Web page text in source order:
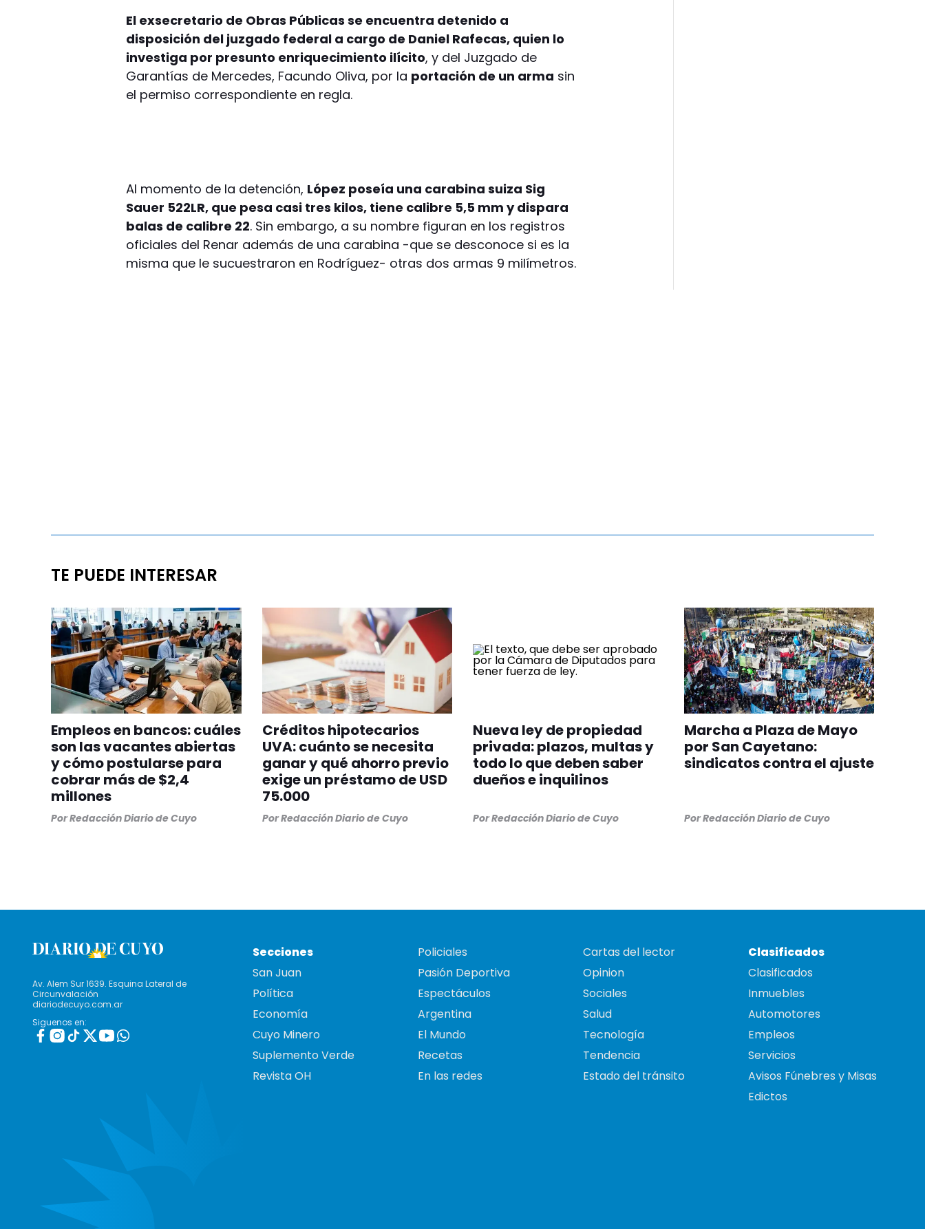
El exsecretario de Obras Públicas se encuentra detenido a
disposición del juzgado federal a cargo de Daniel Rafecas, quien lo
investiga por presunto enriquecimiento ilícito, y del Juzgado de
Garantías de Mercedes, Facundo Oliva, por la portación de un arma sin
el permiso correspondiente en regla.
Al momento de la detención, López poseía una carabina suiza Sig
Sauer 522LR, que pesa casi tres kilos, tiene calibre 5,5 mm y dispara
balas de calibre 22. Sin embargo, a su nombre figuran en los registros
oficiales del Renar además de una carabina -que se desconoce si es la
misma que le sucuestraron en Rodríguez- otras dos armas 9 milímetros.
TE PUEDE INTERESAR
Empleos en bancos: cuáles
son las vacantes abiertas
y cómo postularse para
cobrar más de $2,4
millones
PorRedacción Diario de Cuyo
Créditos hipotecarios
UVA: cuánto se necesita
ganar y qué ahorro previo
exige un préstamo de USD
75.000
PorRedacción Diario de Cuyo
Nueva ley de propiedad
privada: plazos, multas y
todo lo que deben saber
dueños e inquilinos
PorRedacción Diario de Cuyo
Marcha a Plaza de Mayo
por San Cayetano:
sindicatos contra el ajuste
PorRedacción Diario de Cuyo
Av. Alem Sur 1639. Esquina Lateral de
Circunvalación
diariodecuyo.com.ar
Siguenos en:
Secciones
San Juan
Política
Economía
Cuyo Minero
Suplemento Verde
Revista OH
Policiales
Pasión Deportiva
Espectáculos
Argentina
El Mundo
Recetas
En las redes
Cartas del lector
Opinion
Sociales
Salud
Tecnología
Tendencia
Estado del tránsito
Clasificados
Clasificados
Inmuebles
Automotores
Empleos
Servicios
Avisos Fúnebres y Misas
Edictos